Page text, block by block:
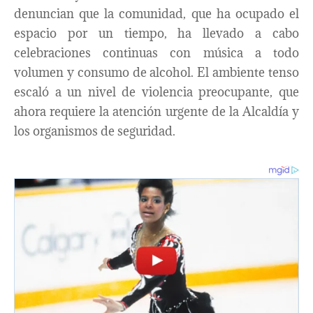
denuncian que la comunidad, que ha ocupado el
espacio por un tiempo, ha llevado a cabo
celebraciones continuas con música a todo
volumen y consumo de alcohol. El ambiente tenso
escaló a un nivel de violencia preocupante, que
ahora requiere la atención urgente de la Alcaldía y
los organismos de seguridad.